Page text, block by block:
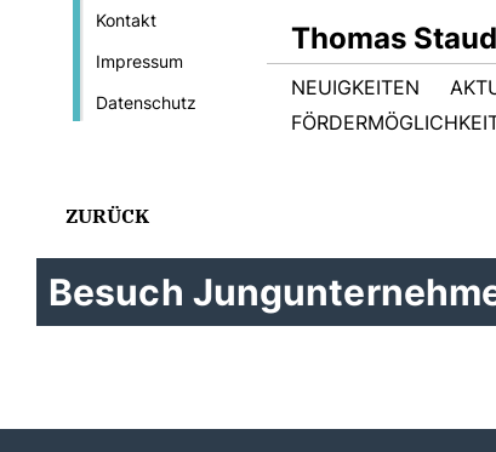
Kontakt
Impressum
Datenschutz
Thomas
NEUIGKEITEN
ZURÜCK
Besuch